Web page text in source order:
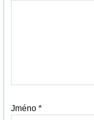
Jméno *